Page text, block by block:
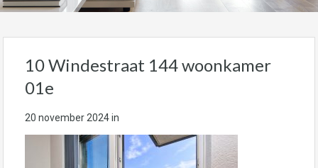
10 Windestraat 144 woonkamer
01e
20 november 2024in